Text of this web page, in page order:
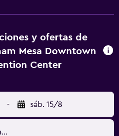
y ofertas de
Mesa Downtown
Center
- sáb. 15/8